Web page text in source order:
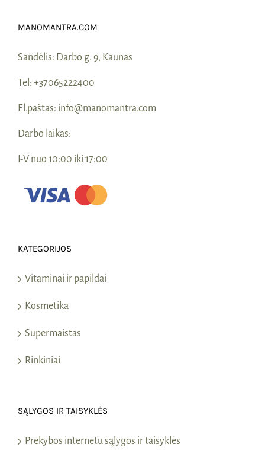
MANOMANTRA.COM
Sandėlis: Darbo g. 9, Kaunas
Tel: +37065222400
El.paštas: info@manomantra.com
Darbo laikas:
I-V nuo 10:00 iki 17:00
KATEGORIJOS
Vitaminai ir papildai
Kosmetika
Supermaistas
Rinkiniai
SĄLYGOS IR TAISYKLĖS
Prekybos internetu sąlygos ir taisyklės